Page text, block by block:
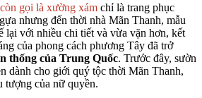
gọi là xường xám chỉ là trang phục
nhưng đến thời nhà Mãn Thanh, mẫu
lại với nhiều chi tiết và vừa vặn hơn, kết
của phong cách phương Tây đã trở
thống của Trung Quốc. Trước đây, sườn
dành cho giới quý tộc thời Mãn Thanh,
tượng của nữ quyền.